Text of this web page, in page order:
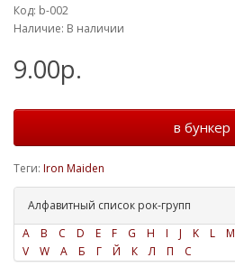
Код: b-002
Наличие: В наличии
9.00р.
в бункер
Теги: Iron Maiden
Алфавитный список рок-групп
A
B C D E F G H I J K L M
V
W А Б Г Й К Л П С